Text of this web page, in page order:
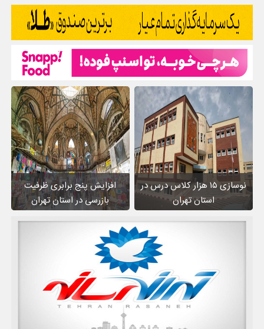
نوسازی ۱۵ هزار کلاس درس در
استان تهران
افزایش پنج برابری ظرفیت
بازرسی در استان تهران